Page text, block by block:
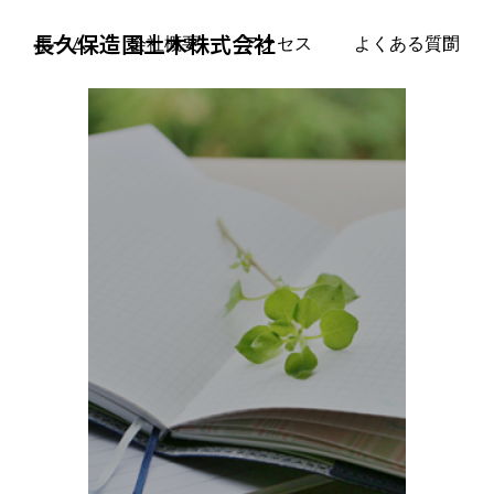
長久保造園土木株式会社
ホーム 会社概要 アクセス よくある質問